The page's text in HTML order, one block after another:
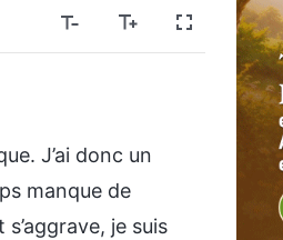
J’ai donc un
manque de
je suis